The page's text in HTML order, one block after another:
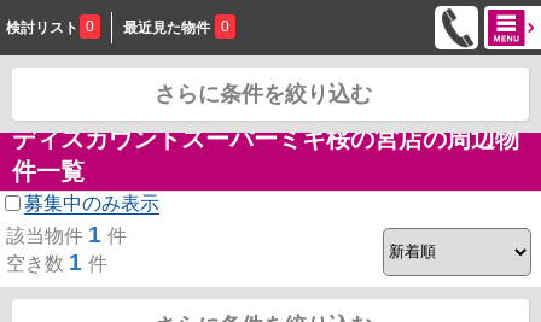
検討リスト 0 最近見た物件 0
ディスカウントスーパーミキ桜の宮店の周辺物
件一覧
募集中のみ表示
該当物件 1 件
空き数 1 件
さらに条件を絞り込む